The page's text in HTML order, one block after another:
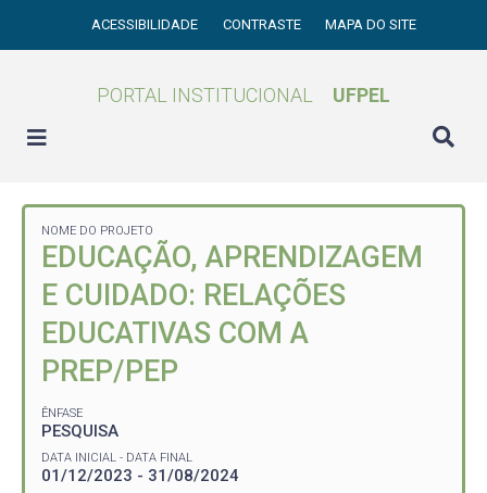
ACESSIBILIDADE CONTRASTE MAPA DO SITE
PORTAL INSTITUCIONAL UFPEL
NOME DO PROJETO
EDUCAÇÃO, APRENDIZAGEM
E CUIDADO: RELAÇÕES
EDUCATIVAS COM A
PREP/PEP
ÊNFASE
PESQUISA
DATA INICIAL - DATA FINAL
01/12/2023 - 31/08/2024